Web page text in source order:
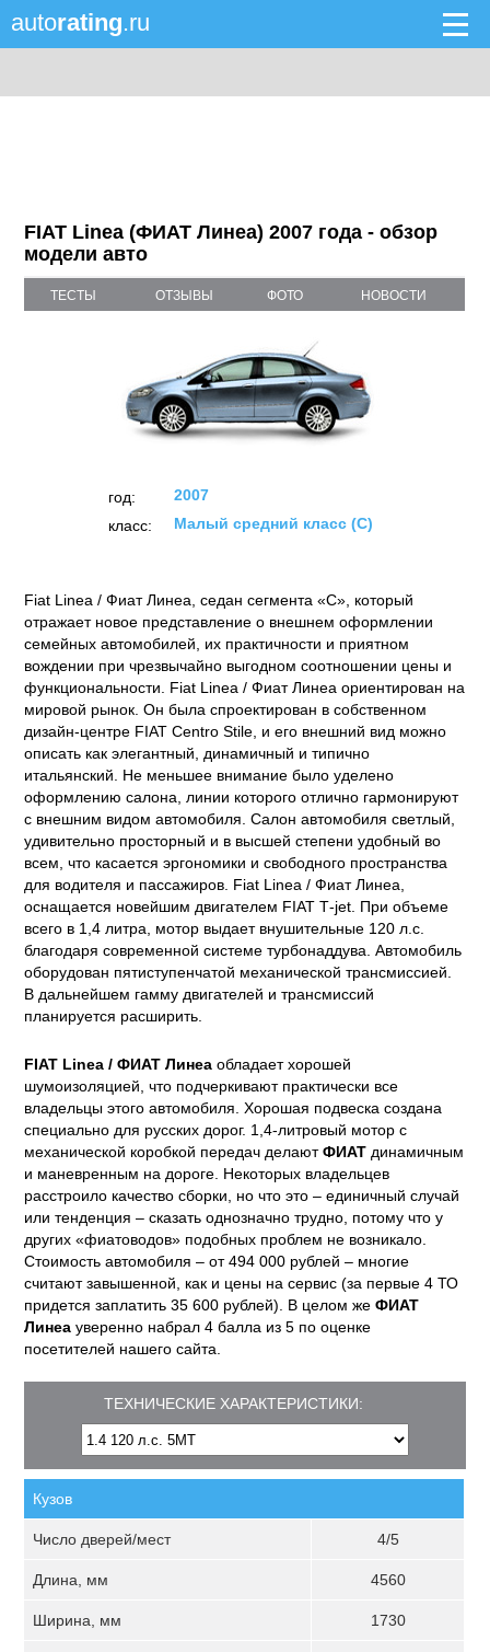
autorating.ru
FIAT Linea (ФИАТ Линеа) 2007 года - обзор
модели авто
ТЕСТЫ ОТЗЫВЫ ФОТО НОВОСТИ
год:
2007
класс:
Малый средний класс (C)
Fiat Linea / Фиат Линеа, седан сегмента «C», который
отражает новое представление о внешнем оформлении
семейных автомобилей, их практичности и приятном
вождении при чрезвычайно выгодном соотношении цены и
функциональности. Fiat Linea / Фиат Линеа ориентирован на
мировой рынок. Он была спроектирован в собственном
дизайн-центре FIAT Centro Stile, и его внешний вид можно
описать как элегантный, динамичный и типично
итальянский. Не меньшее внимание было уделено
оформлению салона, линии которого отлично гармонируют
с внешним видом автомобиля. Салон автомобиля светлый,
удивительно просторный и в высшей степени удобный во
всем, что касается эргономики и свободного пространства
для водителя и пассажиров. Fiat Linea / Фиат Линеа,
оснащается новейшим двигателем FIAT Т-jet. При объеме
всего в 1,4 литра, мотор выдает внушительные 120 л.с.
благодаря современной системе турбонаддува. Автомобиль
оборудован пятиступенчатой механической трансмиссией.
В дальнейшем гамму двигателей и трансмиссий
планируется расширить.
FIAT Linea / ФИАТ Линеа обладает хорошей
шумоизоляцией, что подчеркивают практически все
владельцы этого автомобиля. Хорошая подвеска создана
специально для русских дорог. 1,4-литровый мотор с
механической коробкой передач делаютФИАТ динамичным
и маневренным на дороге. Некоторых владельцев
расстроило качество сборки, но что это – единичный случай
или тенденция – сказать однозначно трудно, потому что у
других «фиатоводов» подобных проблем не возникало.
Стоимость автомобиля – от 494 000 рублей – многие
считают завышенной, как и цены на сервис (за первые 4 ТО
придется заплатить 35 600 рублей). В целом жеФИАТ
Линеа уверенно набрал 4 балла из 5 по оценке
посетителей нашего сайта.
ТЕХНИЧЕСКИЕ ХАРАКТЕРИСТИКИ:
Кузов
Число дверей/мест 4/5
Длина, мм 4560
Ширина, мм 1730